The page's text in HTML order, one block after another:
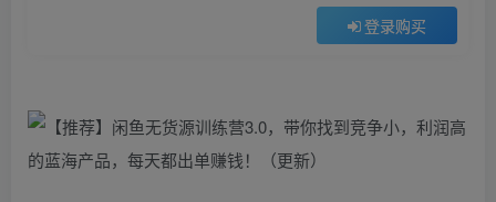
登录购买